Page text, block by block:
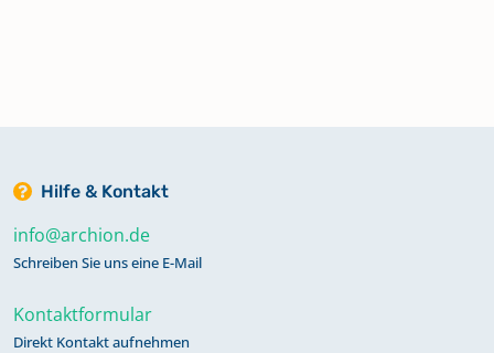
Hilfe & Kontakt
info@archion.de
Schreiben Sie uns eine E-Mail
Kontaktformular
Direkt Kontakt aufnehmen